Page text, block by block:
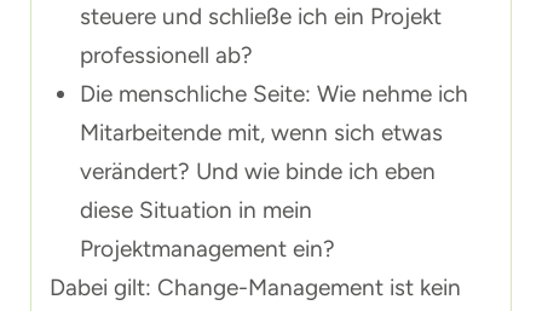
steuere und schließe ich ein Projekt
professionell ab?
Die menschliche Seite: Wie nehme ich
Mitarbeitende mit, wenn sich etwas
verändert? Und wie binde ich eben
diese Situation in mein
Projektmanagement ein?
Dabei gilt: Change-Management ist kein